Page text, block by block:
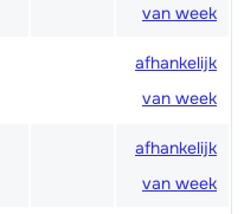
van week
afhankelijk
van week
afhankelijk
van week